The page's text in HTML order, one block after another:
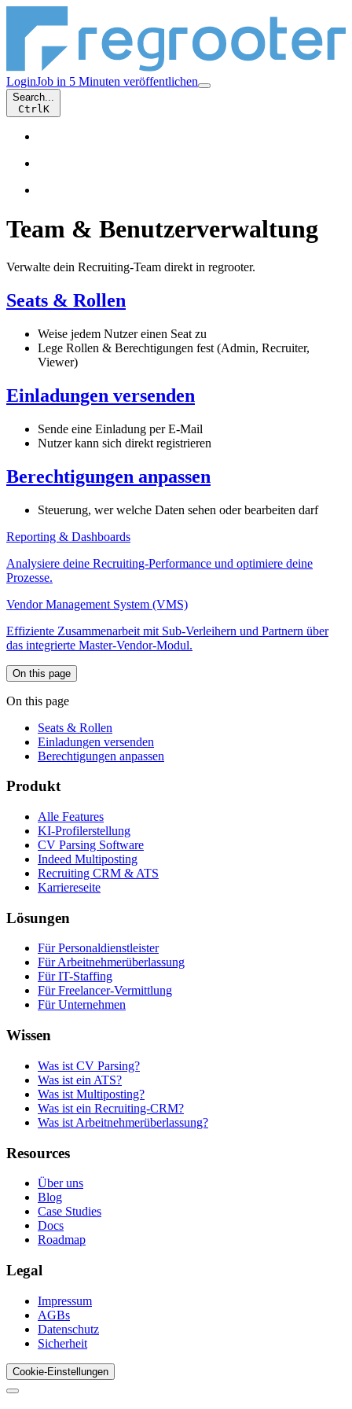
LoginJob in 5 Minuten veröffentlichen
Search...
CtrlK
Team & Benutzerverwaltung
Verwalte dein Recruiting-Team direkt in regrooter.
Seats & Rollen
Weise jedem Nutzer einen Seat zu
Lege Rollen & Berechtigungen fest (Admin, Recruiter,
Viewer)
Einladungen versenden
Sende eine Einladung per E-Mail
Nutzer kann sich direkt registrieren
Berechtigungen anpassen
Steuerung, wer welche Daten sehen oder bearbeiten darf
Reporting & Dashboards
Analysiere deine Recruiting-Performance und optimiere deine
Prozesse.
Vendor Management System (VMS)
Effiziente Zusammenarbeit mit Sub-Verleihern und Partnern über
das integrierte Master-Vendor-Modul.
On this page
On this page
Seats & Rollen
Einladungen versenden
Berechtigungen anpassen
Produkt
Alle Features
KI-Profilerstellung
CV Parsing Software
Indeed Multiposting
Recruiting CRM & ATS
Karriereseite
Lösungen
Für Personaldienstleister
Für Arbeitnehmerüberlassung
Für IT-Staffing
Für Freelancer-Vermittlung
Für Unternehmen
Wissen
Was ist CV Parsing?
Was ist ein ATS?
Was ist Multiposting?
Was ist ein Recruiting-CRM?
Was ist Arbeitnehmerüberlassung?
Resources
Über uns
Blog
Case Studies
Docs
Roadmap
Legal
Impressum
AGBs
Datenschutz
Sicherheit
Cookie-Einstellungen